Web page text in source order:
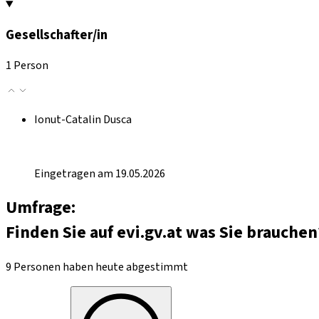
Gesellschafter/in
1 Person
Ionut-Catalin Dusca
Eingetragen am 19.05.2026
Umfrage:
Finden Sie auf evi.gv.at was Sie
9 Personen haben heute abgestimmt